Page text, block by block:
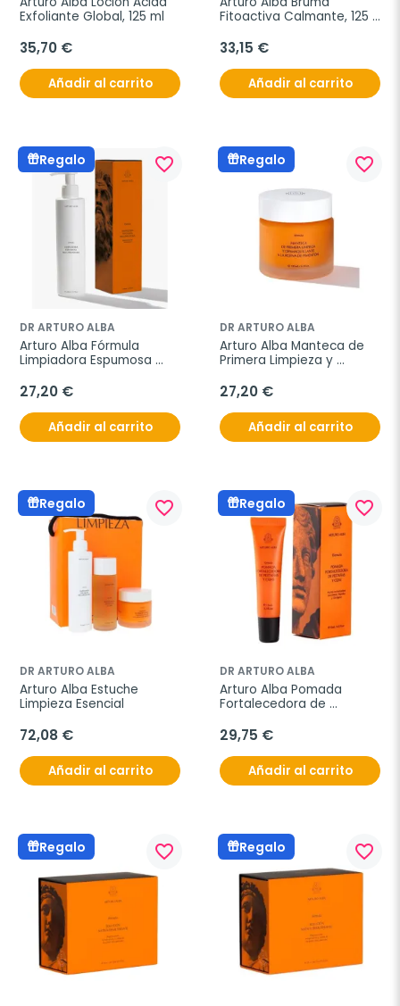
Exfoliante Global, 125 ml
35,70 €
Añadir al carrito
Fitoactiva Calmante, 125
33,15 €
Añadir al carrito
Regalo favorite_border
DR ARTURO ALBA
Arturo Alba Fórmula
Limpiadora Espumosa
27,20 €
Añadir al carrito
Regalo favorite_border
DR ARTURO ALBA
Arturo Alba Manteca de
Primera Limpieza y
Resina de Pimentón, 125
27,20 €
Añadir al carrito
Regalo favorite_border
DR ARTURO ALBA
Arturo Alba Estuche
Limpieza Esencial
72,08 €
Añadir al carrito
Regalo favorite_border
DR ARTURO ALBA
Arturo Alba Pomada
Fortalecedora de
29,75 €
Añadir al carrito
Regalo favorite_border Regalo favorite_border